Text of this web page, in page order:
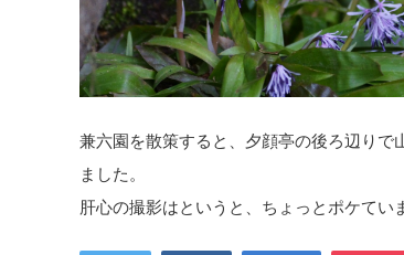
兼六園を散策すると、夕顔亭の後ろ辺り
ました。
肝心の撮影はというと、ちょっとポケてい